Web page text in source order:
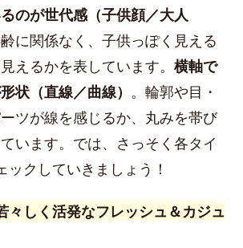
のが世代感（子供顔／大人
に関係なく、子供っぽく見える
えるかを表しています。 横軸で
状（直線／曲線） 。輪郭や目・
ツが線を感じるか、丸みを帯び
います。では、さっそく各タイ
ックしていきましょう！
々しく活発なフレッシュ＆カジュ